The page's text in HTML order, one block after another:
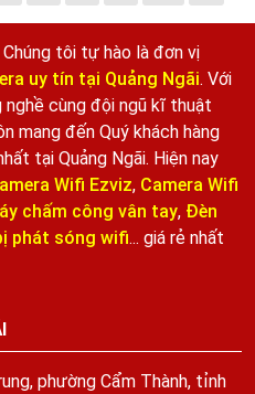
Chúng tôi tự hào là đơn vị
uy tín tại Quảng Ngãi. Với
nghề cùng đội ngũ kĩ thuật
mang đến Quý khách hàng
tại Quảng Ngãi. Hiện nay
Wifi Ezviz, Camera Wifi
chấm công vân tay, Đèn
phát sóng wifi... giá rẻ nhất
phường Cẩm Thành, tỉnh